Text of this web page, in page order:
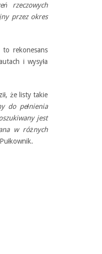
rzeczowych
przez okres
rekonesans
i wysyła
że listy takie
do pełnienia
jest
w różnych